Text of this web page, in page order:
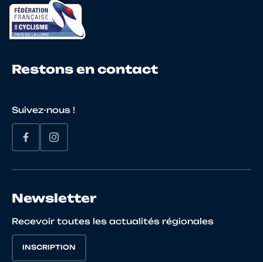
Restons en contact
Suivez-nous !
Newsletter
Recevoir toutes les actualités régionales
INSCRIPTION